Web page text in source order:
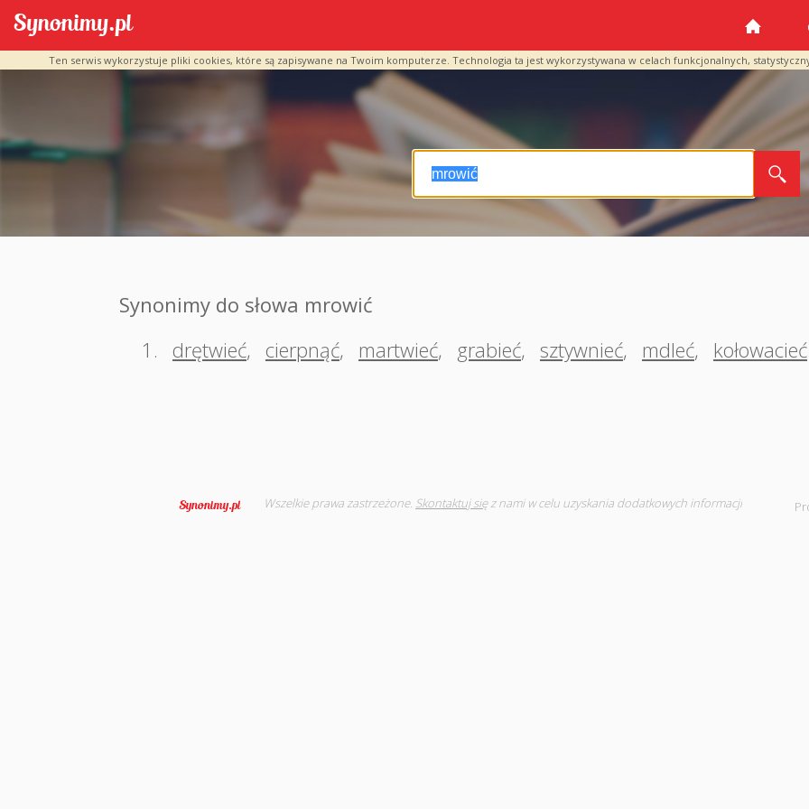
Ten serwis wykorzystuje pliki cookies, które są zapisywane na Twoim komputerze. Technologia ta jest wykorzystywana w celach funkcjonalnych,
Synonimy do słowa mrowić
1.
drętwieć, cierpnąć, martwieć, grabieć, sztywnieć, mdleć, kołowacieć
Wszelkie prawa zastrzeżone. Skontaktuj sięz nami w celu uzyskania dodatkowych informacji